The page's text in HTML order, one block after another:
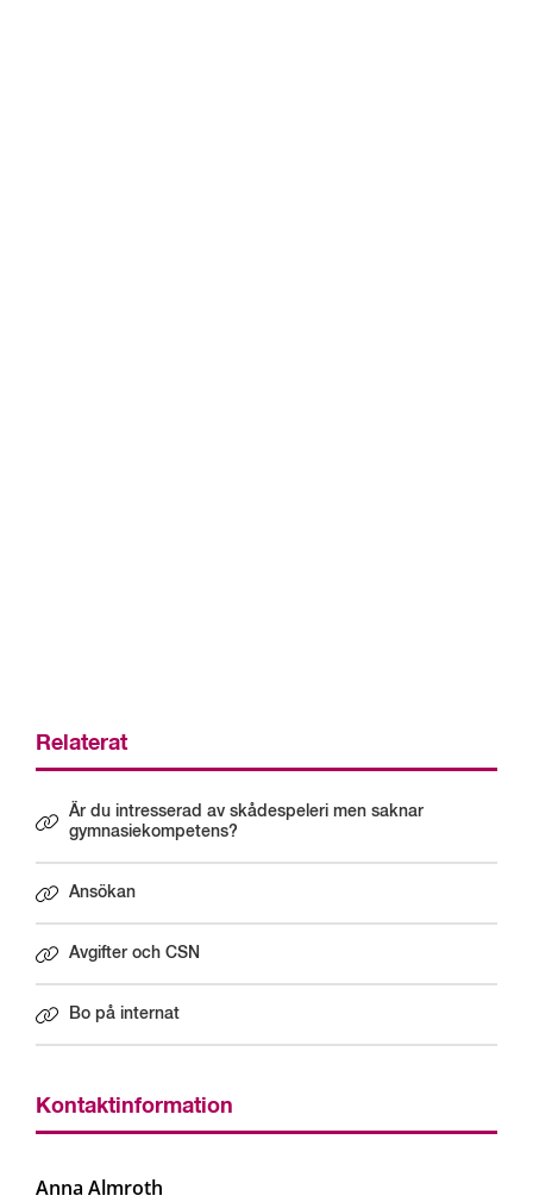
Relaterat
Är du intresserad av skådespeleri men saknar
gymnasiekompetens?
Ansökan
Avgifter och CSN
Bo på internat
Kontaktinformation
Anna Almroth